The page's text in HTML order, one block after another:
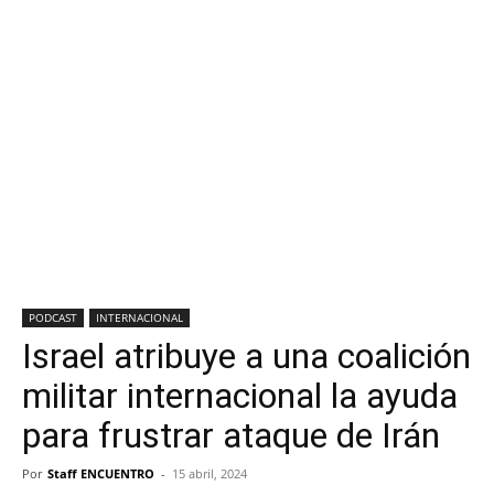
PODCAST INTERNACIONAL
Israel atribuye a una coalición
militar internacional la ayuda
para frustrar ataque de Irán
Por Staff ENCUENTRO - 15 abril, 2024